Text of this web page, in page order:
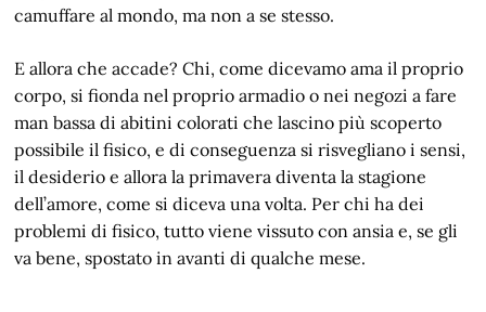
camuffare al mondo, ma non a se stesso.
E allora che accade? Chi, come dicevamo ama il proprio
corpo, si fionda nel proprio armadio o nei negozi a fare
man bassa di abitini colorati che lascino più scoperto
possibile il fisico, e di conseguenza si risvegliano i sensi,
il desiderio e allora la primavera diventa la stagione
dell’amore, come si diceva una volta. Per chi ha dei
problemi di fisico, tutto viene vissuto con ansia e, se gli
va bene, spostato in avanti di qualche mese.